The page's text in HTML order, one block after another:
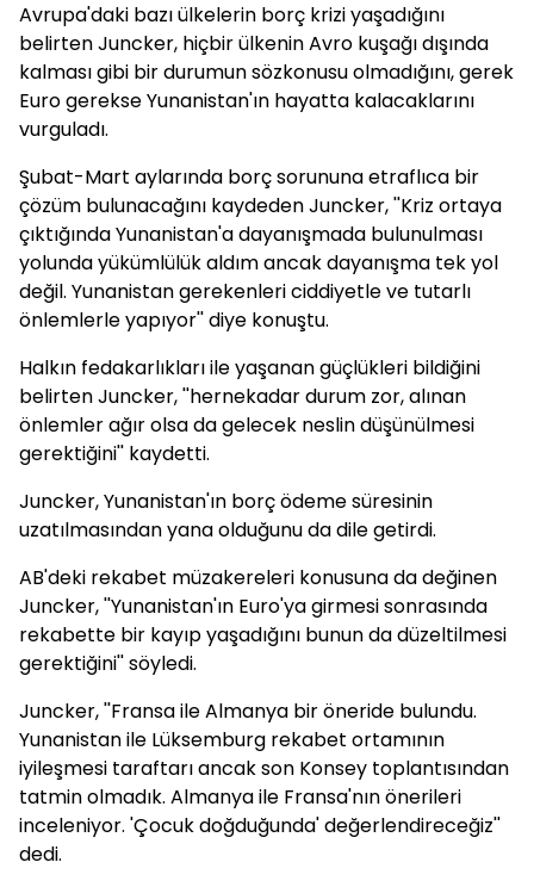
Avrupa'daki bazı ülkelerin borç krizi yaşadığını
belirten Juncker, hiçbir ülkenin Avro kuşağı dışında
kalması gibi bir durumun sözkonusu olmadığını, gerek
Euro gerekse Yunanistan'ın hayatta kalacaklarını
vurguladı.
Şubat-Mart aylarında borç sorununa etraflıca bir
çözüm bulunacağını kaydeden Juncker, ''Kriz ortaya
çıktığında Yunanistan'a dayanışmada bulunulması
yolunda yükümlülük aldım ancak dayanışma tek yol
değil. Yunanistan gerekenleri ciddiyetle ve tutarlı
önlemlerle yapıyor'' diye konuştu.
Halkın fedakarlıkları ile yaşanan güçlükleri bildiğini
belirten Juncker, ''hernekadar durum zor, alınan
önlemler ağır olsa da gelecek neslin düşünülmesi
gerektiğini'' kaydetti.
Juncker, Yunanistan'ın borç ödeme süresinin
uzatılmasından yana olduğunu da dile getirdi.
AB'deki rekabet müzakereleri konusuna da değinen
Juncker, ''Yunanistan'ın Euro'ya girmesi sonrasında
rekabette bir kayıp yaşadığını bunun da düzeltilmesi
gerektiğini'' söyledi.
Juncker, ''Fransa ile Almanya bir öneride bulundu.
Yunanistan ile Lüksemburg rekabet ortamının
iyileşmesi taraftarı ancak son Konsey toplantısından
tatmin olmadık. Almanya ile Fransa'nın önerileri
inceleniyor. 'Çocuk doğduğunda' değerlendireceğiz''
dedi.